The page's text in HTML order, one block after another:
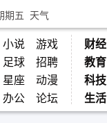
期五 天气
小说
游戏
足球
招聘
星座
动漫
办公 论坛
财经
教育
科技
生活